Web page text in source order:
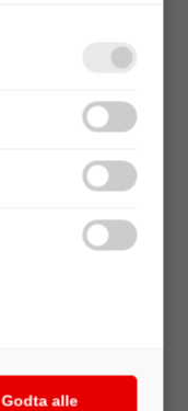
Quick View+
Hanske Nitril
Godta alle